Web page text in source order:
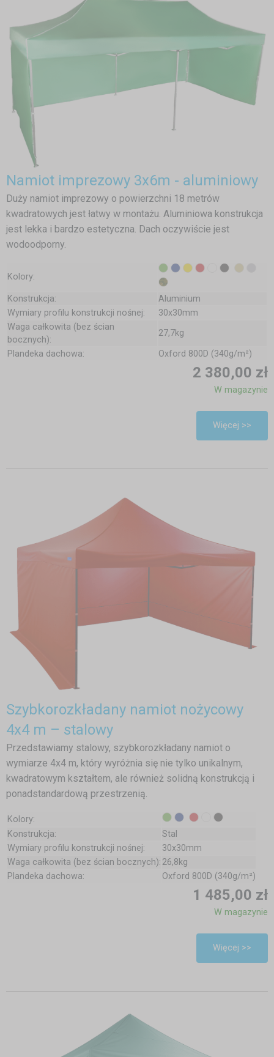
Namiot imprezowy 3x6m - aluminiowy
Duży namiot imprezowy o powierzchni 18 metrów
kwadratowych jest łatwy w montażu. Aluminiowa konstrukcja
jest lekka i bardzo estetyczna. Dach oczywiście jest
wodoodporny.
Kolory:
Konstrukcja:
Aluminium
Wymiary profilu konstrukcji nośnej:
30x30mm
Waga całkowita (bez ścian
bocznych):
27,7kg
Plandeka dachowa:
Oxford 800D (340g/m²)
2 380,00 zł
W magazynie
Więcej >>
Szybkorozkładany namiot nożycowy
4x4 m – stalowy
Przedstawiamy stalowy, szybkorozkładany namiot o
wymiarze 4x4 m, który wyróżnia się nie tylko unikalnym,
kwadratowym kształtem, ale również solidną konstrukcją i
ponadstandardową przestrzenią.
Kolory:
Konstrukcja:
Stal
Wymiary profilu konstrukcji nośnej:
30x30mm
Waga całkowita (bez ścian bocznych): 26,8kg
Plandeka dachowa:
Oxford 800D (340g/m²)
1 485,00 zł
W magazynie
Więcej >>